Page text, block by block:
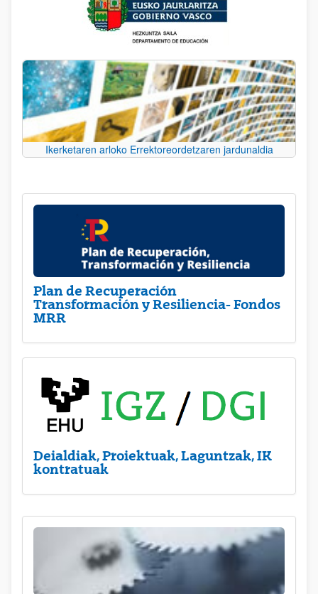
Ikerketaren arloko Errektoreordetzaren jardunaldia
Plan de Recuperación
Transformación y Resiliencia- Fondos
MRR
Deialdiak, Proiektuak, Laguntzak, IK
kontratuak